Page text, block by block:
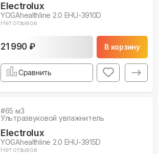
Electrolux
YOGAhealthline 2.0 EHU-3910D
Нет отзывов
21 990 ₽ В корзину
Сравнить
#65 м3
Ультразвуковой увлажнитель
Electrolux
YOGAhealthline 2.0 EHU-3915D
Нет отзывов